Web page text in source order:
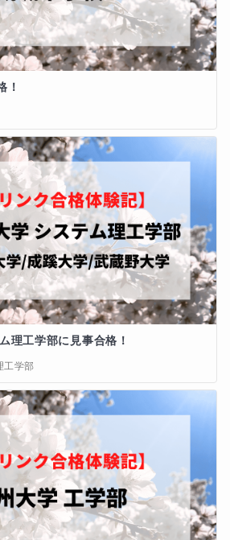
！
理工学部に見事合格！
工学部